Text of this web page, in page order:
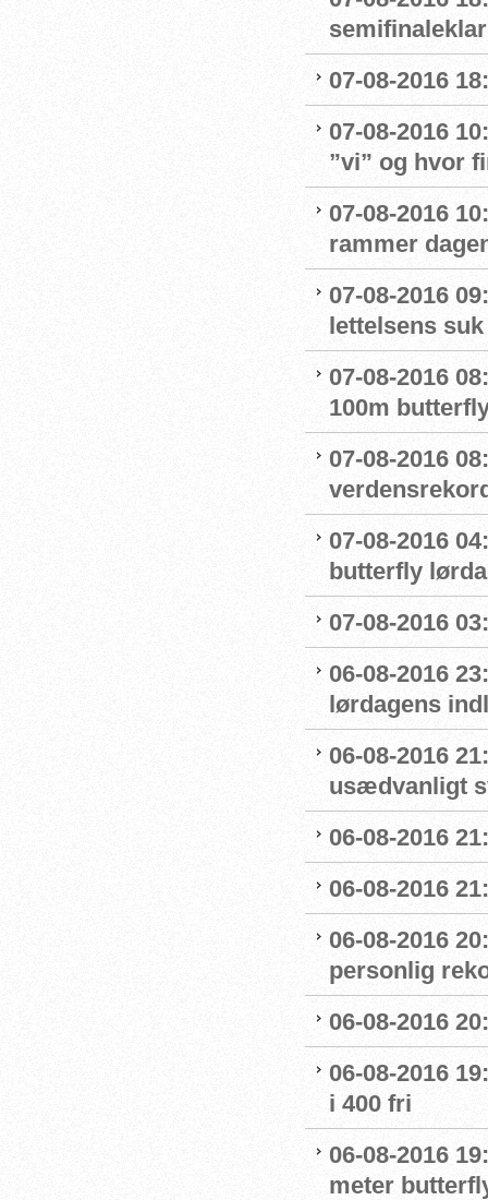
07-08-2016
07-08-2016
”vi” og hvor
07-08-2016
rammer
07-08-2016
lettelsens
07-08-2016
100m
07-08-2016
07-08-2016
butterfly
07-08-2016
06-08-2016
lørdagens
06-08-2016
usædvanligt
06-08-2016
06-08-2016
06-08-2016
personlig
06-08-2016
06-08-2016
i 400 fri
06-08-2016
meter